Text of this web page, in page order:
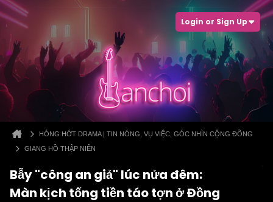
Login or Sign Up
HÓNG HỚT DRAMA | TIN NÓNG, VỤ VIỆC, GÓC NHÌN CỘNG ĐỒNG
GIANG HỒ THẬP NIÊN
Bẫy "công an giả" lúc nửa đêm:
Màn kịch tống tiền táo tợn ở Đồng